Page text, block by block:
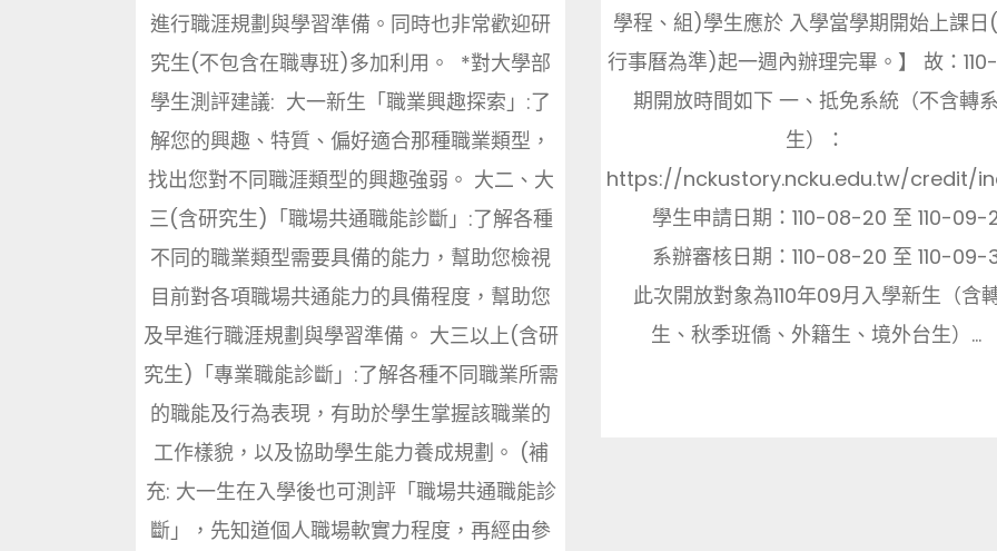
進行職涯規劃與學習準備。同時也非常歡迎研
究生(不包含在職專班)多加利用。 *對大學部
學生測評建議: 大一新生「職業興趣探索」:了
解您的興趣、特質、偏好適合那種職業類型，
找出您對不同職涯類型的興趣強弱。 大二、大
三(含研究生)「職場共通職能診斷」:了解各種
不同的職業類型需要具備的能力，幫助您檢視
目前對各項職場共通能力的具備程度，幫助您
及早進行職涯規劃與學習準備。 大三以上(含研
究生)「專業職能診斷」:了解各種不同職業所需
的職能及行為表現，有助於學生掌握該職業的
工作樣貌，以及協助學生能力養成規劃。 (補
充: 大一生在入學後也可測評「職場共通職能診
斷」，先知道個人職場軟實力程度，再經由參
學程、組)學生應於 入學當學期開始上課日
行事曆為準)起一週內辦理完畢。】 故：
期開放時間如下 一、抵免系統（不含轉系
生）：
https://nckustory.ncku.edu.tw/credit/
學生申請日期：110-08-20 至 110-09-
系辦審核日期：110-08-20 至 110-09-
此次開放對象為110年09月入學新生（含
生、秋季班僑、外籍生、境外台生）...